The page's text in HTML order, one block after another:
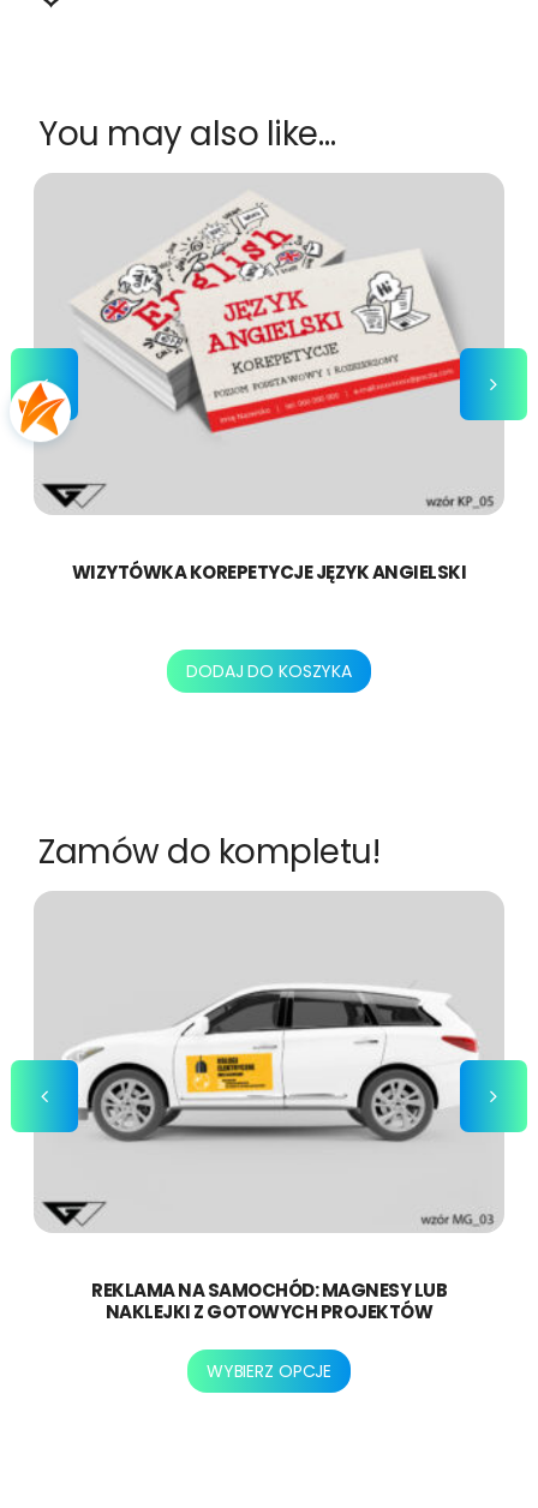
You may also like…
WIZYTÓWKA KOREPETYCJE JĘZYK ANGIELSKI
DODAJ DO KOSZYKA
Zamów do kompletu!
REKLAMA NA SAMOCHÓD: MAGNESY LUB
NAKLEJKI Z GOTOWYCH PROJEKTÓW
WYBIERZ OPCJE
Ten